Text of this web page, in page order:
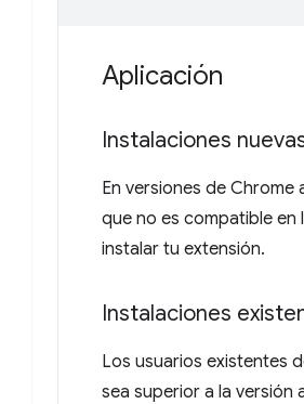
Aplicación
Instalaciones
En versiones de Chrome
que no es compatible
instalar tu extensión.
Instalaciones
Los usuarios existentes
sea superior a la versión